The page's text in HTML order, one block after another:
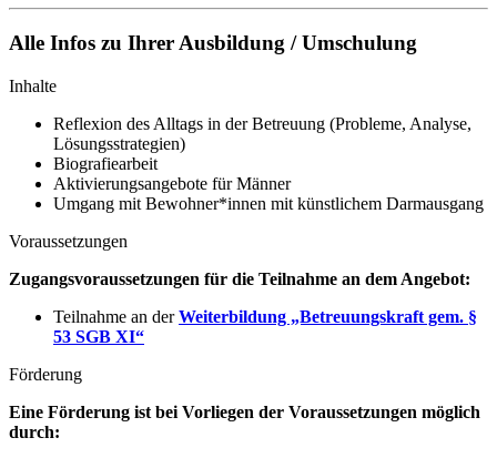
Alle Infos zu Ihrer Ausbildung / Umschulung
Inhalte
Reflexion des Alltags in der Betreuung (Probleme, Analyse,
Lösungsstrategien)
Biografiearbeit
Aktivierungsangebote für Männer
Umgang mit Bewohner*innen mit künstlichem Darmausgang
Voraussetzungen
Zugangsvoraussetzungen für die Teilnahme an dem Angebot:
Teilnahme an derWeiterbildung „Betreuungskraft gem. §
53 SGB XI“
Förderung
Eine Förderung ist bei Vorliegen der Voraussetzungen möglich
durch: